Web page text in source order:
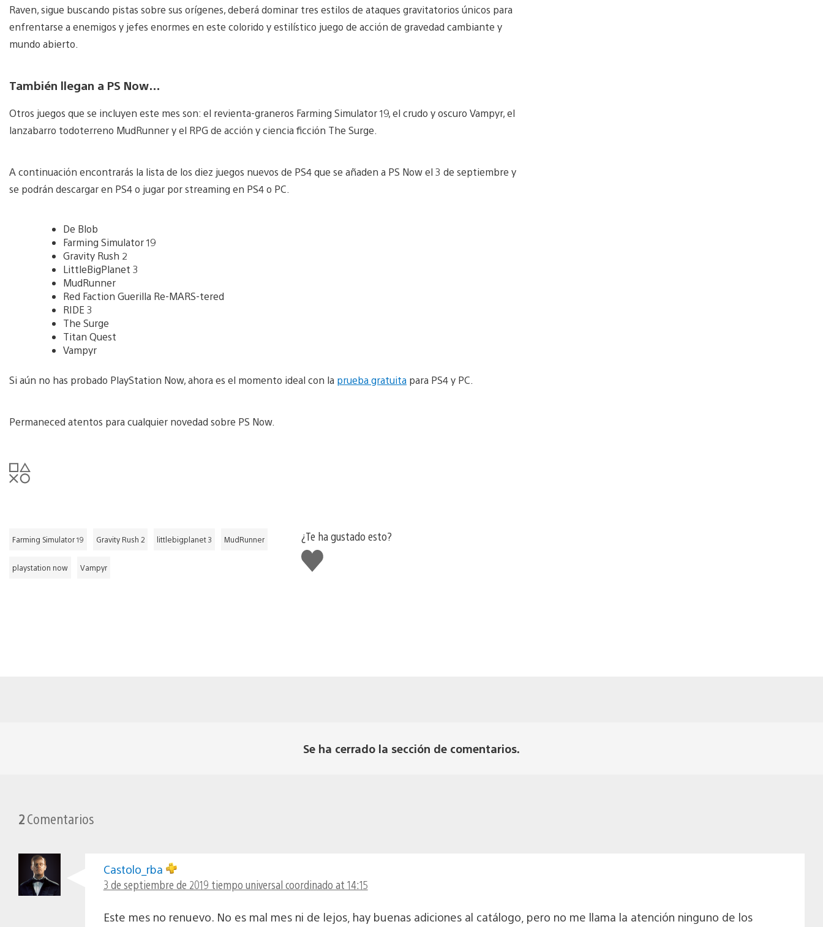
Raven, sigue buscando pistas sobre sus orígenes, deberá dominar tres estilos de ataques gravitatorios únicos para
enfrentarse a enemigos y jefes enormes en este colorido y estilístico juego de acción de gravedad cambiante y
mundo abierto.
También llegan a PS Now…
Otros juegos que se incluyen este mes son: el revienta-graneros Farming Simulator 19, el crudo y oscuro Vampyr, el
lanzabarro todoterreno MudRunner y el RPG de acción y ciencia ficción The Surge.
A continuación encontrarás la lista de los diez juegos nuevos de PS4 que se añaden a PS Now el 3 de septiembre y
se podrán descargar en PS4 o jugar por streaming en PS4 o PC.
De Blob
Farming Simulator 19
Gravity Rush 2
LittleBigPlanet 3
MudRunner
Red Faction Guerilla Re-MARS-tered
RIDE 3
The Surge
Titan Quest
Vampyr
Si aún no has probado PlayStation Now, ahora es el momento ideal con la prueba gratuita para PS4 y PC.
Permaneced atentos para cualquier novedad sobre PS Now.
Farming Simulator 19 Gravity Rush 2 littlebigplanet 3 MudRunner
playstation now Vampyr
¿Te ha gustado esto?
Me
gusta
Se ha cerrado la sección de comentarios.
2Comentarios
Castolo_rba
3 de septiembre de 2019 tiempo universal coordinado at 14:15
Este mes no renuevo. No es mal mes ni de lejos, hay buenas adiciones al catálogo, pero no me llama la atención ninguno de los